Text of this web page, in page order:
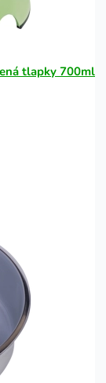
tlapky 700ml